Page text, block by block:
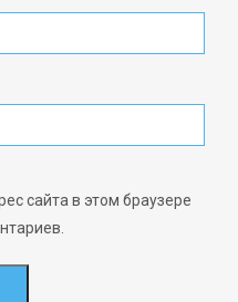
сайта в этом браузере